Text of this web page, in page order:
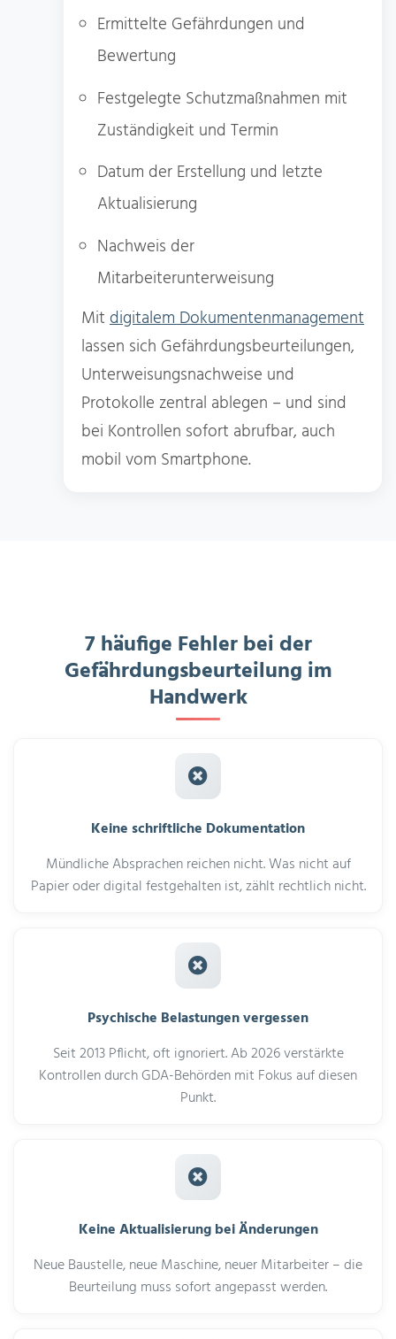
Ermittelte Gefährdungen und
Bewertung
Festgelegte Schutzmaßnahmen mit
Zuständigkeit und Termin
Datum der Erstellung und letzte
Aktualisierung
Nachweis der
Mitarbeiterunterweisung
Mit digitalem Dokumentenmanagement
lassen sich Gefährdungsbeurteilungen,
Unterweisungsnachweise und
Protokolle zentral ablegen – und sind
bei Kontrollen sofort abrufbar, auch
mobil vom Smartphone.
7 häufige Fehler bei der
Gefährdungsbeurteilung im
Handwerk
Keine schriftliche Dokumentation
Mündliche Absprachen reichen nicht. Was nicht auf
Papier oder digital festgehalten ist, zählt rechtlich nicht.
Psychische Belastungen vergessen
Seit 2013 Pflicht, oft ignoriert. Ab 2026 verstärkte
Kontrollen durch GDA-Behörden mit Fokus auf diesen
Punkt.
Keine Aktualisierung bei Änderungen
Neue Baustelle, neue Maschine, neuer Mitarbeiter – die
Beurteilung muss sofort angepasst werden.